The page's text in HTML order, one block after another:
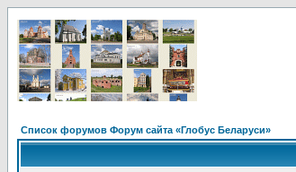
Список форумов Форум сайта «Глобус Беларуси»